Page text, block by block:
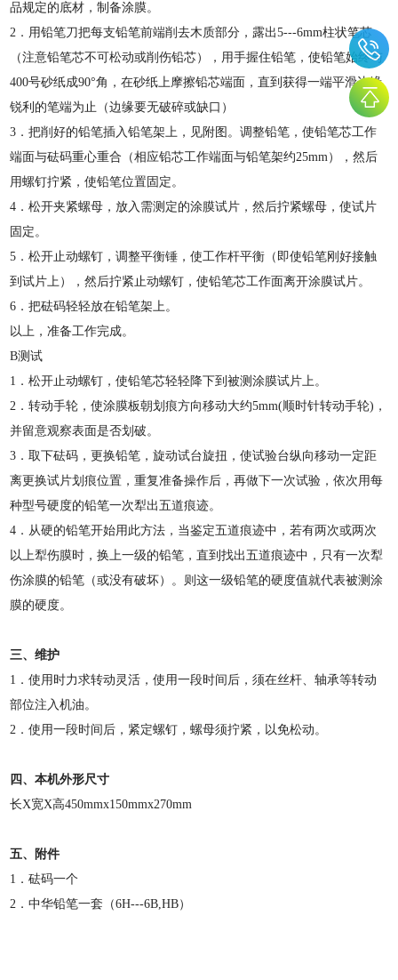
品规定的底材，制备涂膜。
2．用铅笔刀把每支铅笔前端削去木质部分，露出5---6mm柱状笔芯
（注意铅笔芯不可松动或削伤铅芯），用手握住铅笔，使铅笔始终与
400号砂纸成90°角，在砂纸上摩擦铅芯端面，直到获得一端平滑边缘
锐利的笔端为止（边缘要无破碎或缺口）
3．把削好的铅笔插入铅笔架上，见附图。调整铅笔，使铅笔芯工作
端面与砝码重心重合（相应铅芯工作端面与铅笔架约25mm），然后
用螺钉拧紧，使铅笔位置固定。
4．松开夹紧螺母，放入需测定的涂膜试片，然后拧紧螺母，使试片
固定。
5．松开止动螺钉，调整平衡锤，使工作杆平衡（即使铅笔刚好接触
到试片上），然后拧紧止动螺钉，使铅笔芯工作面离开涂膜试片。
6．把砝码轻轻放在铅笔架上。
以上，准备工作完成。
B测试
1．松开止动螺钉，使铅笔芯轻轻降下到被测涂膜试片上。
2．转动手轮，使涂膜板朝划痕方向移动大约5mm(顺时针转动手轮)，
并留意观察表面是否划破。
3．取下砝码，更换铅笔，旋动试台旋扭，使试验台纵向移动一定距
离更换试片划痕位置，重复准备操作后，再做下一次试验，依次用每
种型号硬度的铅笔一次犁出五道痕迹。
4．从硬的铅笔开始用此方法，当鉴定五道痕迹中，若有两次或两次
以上犁伤膜时，换上一级的铅笔，直到找出五道痕迹中，只有一次犁
伤涂膜的铅笔（或没有破坏）。则这一级铅笔的硬度值就代表被测涂
膜的硬度。
三、维护
1．使用时力求转动灵活，使用一段时间后，须在丝杆、轴承等转动
部位注入机油。
2．使用一段时间后，紧定螺钉，螺母须拧紧，以免松动。
四、本机外形尺寸
长X宽X高450mmx150mmx270mm
五、附件
1．砝码一个
2．中华铅笔一套（6H---6B,HB）